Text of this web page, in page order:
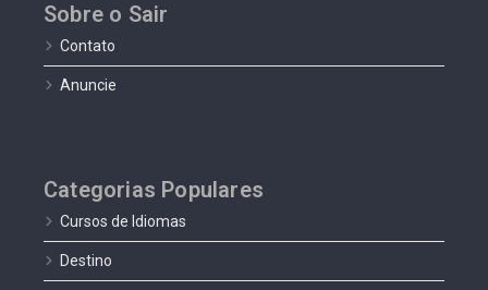
Sobre o Sair
Contato
Anuncie
Categorias Populares
Cursos de Idiomas
Destino